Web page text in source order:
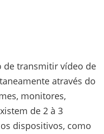
de transmitir vídeo de
através do
monitores,
de 2 à 3
dispositivos, como